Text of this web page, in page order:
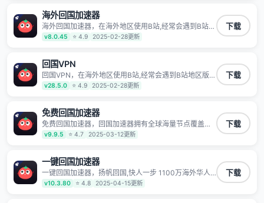
持高速同时确保数据不泄露 阻止第三方对数据进行窃取
和监听
海外回国加速器
海外回国加速器，在海外地区使用B站,经常会遇到B站地
区版权限制/网络IP屏蔽,缓冲卡顿等问题,使用我们的哔
哩哔哩专用回国VPN,可加速解决各类网络问题,一键网络
7*24小时服务。
v8.0.45 ⭐ 4.9 2025-02-28更新
下载
回国VPN
回国VPN，在海外地区使用B站,经常会遇到B站地区版权
限制/网络IP屏蔽,缓冲卡顿等问题,使用我们的哔哩哔哩
专用回国VPN,可加速解决各类网络问题,一键网络回国,
时服务。
v28.5.0 ⭐ 4.9 2025-02-28更新
下载
免费回国加速器
免费回国加速器，回国加速器拥有全球海量节点覆盖，
运营商专线不卡顿超稳定，专为海外华人和留学生打
造，帮助海外华人免除地域限制，随时高速稳定低延迟
v9.9.5 ⭐ 4.7 2025-03-12更新
下载
一键回国加速器
一键回国加速器，扬帆回国,快人一步 1100万海外华人
都在用的音乐视频回国加速器 Android iOS Windows
Mac TV VIP 支持多种加速场景 了解更多 看视频 全球高
v10.3.80 ⭐ 4.8 2025-04-15更新
下载